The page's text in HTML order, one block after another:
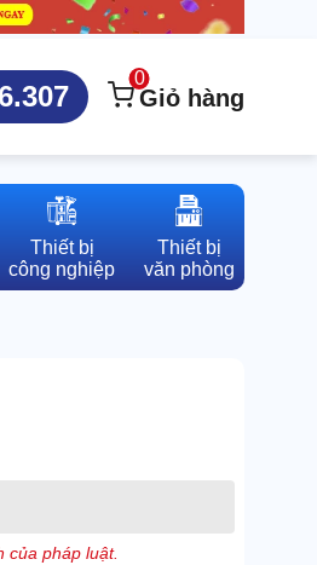
0
Giỏ hàng
Thiết bị
công nghiệp
Thiết bị
văn phòng
của pháp luật.